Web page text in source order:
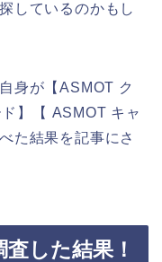
しているのかもし
身が【ASMOT ク
】【 ASMOT キャ
た結果を記事にさ
した結果！